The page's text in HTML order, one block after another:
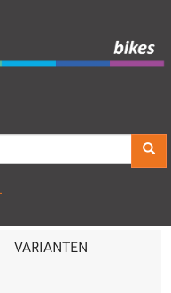
VARIANTEN